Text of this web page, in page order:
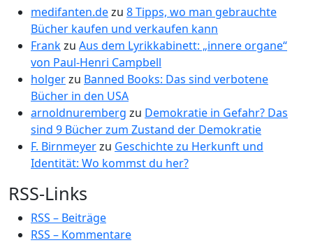
medifanten.dezu 8 Tipps, wo man gebrauchte
Bücher kaufen und verkaufen kann
Frankzu Aus dem Lyrikkabinett: „innere organe“
von Paul-Henri Campbell
holgerzu Banned Books: Das sind verbotene
Bücher in den USA
arnoldnuremberg zu Demokratie in Gefahr? Das
sind 9 Bücher zum Zustand der Demokratie
F. Birnmeyerzu Geschichte zu Herkunft und
Identität: Wo kommst du her?
RSS-Links
RSS – Beiträge
RSS – Kommentare